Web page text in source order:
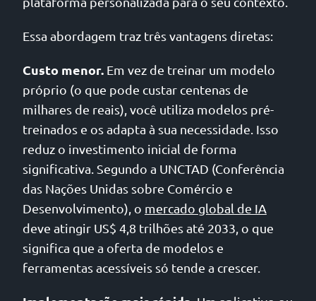
Essa abordagem traz três vantagens diretas:
Custo menor. Em vez de treinar um modelo
próprio (o que pode custar centenas de
milhares de reais), você utiliza modelos pré-
treinados e os adapta à sua necessidade. Isso
reduz o investimento inicial de forma
significativa. Segundo a UNCTAD (Conferência
das Nações Unidas sobre Comércio e
Desenvolvimento), o mercado global de IA
deve atingir US$ 4,8 trilhões até 2033, o que
significa que a oferta de modelos e
ferramentas acessíveis só tende a crescer.